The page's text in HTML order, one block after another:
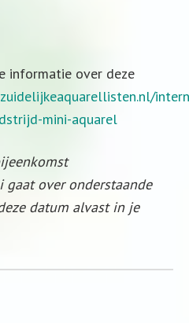
informatie over deze
mini-aquarel
over onderstaande
datum alvast in je